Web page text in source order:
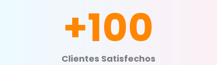
+100
Clientes Satisfechos